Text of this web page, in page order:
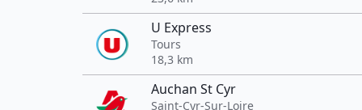
U Express
Tours
18,3 km
Auchan St Cyr
Saint-Cyr-Sur-Loire